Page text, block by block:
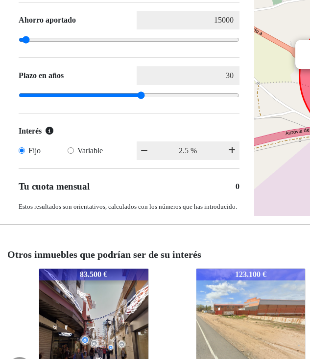
Ahorro aportado
Plazo en años
Interés
Fijo Variable
Tu cuota mensual 0
Estos resultados son orientativos, calculados con los números que has introducido.
Otros inmuebles que podrían ser de su interés
1559-TONOBVILL
123.100 € 1559-TONOBVILL
132.700 €